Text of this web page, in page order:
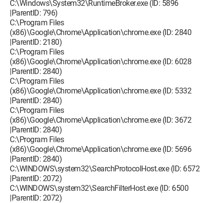
C:\Windows\System32\RuntimeBroker.exe (ID: 5896
|ParentID: 796)
C:\Program Files
(x86)\Google\Chrome\Application\chrome.exe (ID: 2840
|ParentID: 2180)
C:\Program Files
(x86)\Google\Chrome\Application\chrome.exe (ID: 6028
|ParentID: 2840)
C:\Program Files
(x86)\Google\Chrome\Application\chrome.exe (ID: 5332
|ParentID: 2840)
C:\Program Files
(x86)\Google\Chrome\Application\chrome.exe (ID: 3672
|ParentID: 2840)
C:\Program Files
(x86)\Google\Chrome\Application\chrome.exe (ID: 5696
|ParentID: 2840)
C:\WINDOWS\system32\SearchProtocolHost.exe (ID: 6572
|ParentID: 2072)
C:\WINDOWS\system32\SearchFilterHost.exe (ID: 6500
|ParentID: 2072)